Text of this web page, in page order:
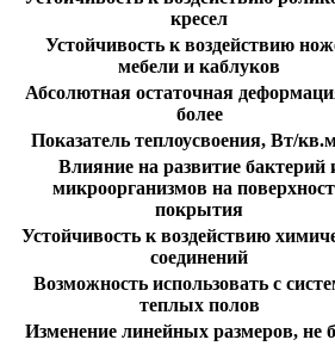
кресел
Устойчивость к воздействию
мебели и каблуков
Абсолютная остаточная
более
Показатель теплоусвоения, Вт/
Влияние на развитие бактерий
микроорганизмов на
покрытия
Устойчивость к воздействию
соединений
Возможность использовать с
теплых полов
Изменение линейных размеров, не